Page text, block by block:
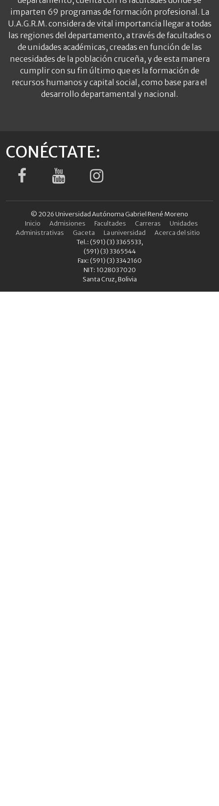
imparten 69 programas de formación profesional. La
U.A.G.R.M. considera de vital importancia llegar a todas
las regiones del departamento, a través de facultades o
de unidades académicas, creadas en función de las
necesidades de la población cruceña, y de esta manera
cumplir con su fin último que es la formación de
recursos humanos y capital social, como base para el
desarrollo departamental y nacional.
CONÉCTATE:
© 2026 Universidad Autónoma Gabriel René Moreno
Inicio
Admisiones Facultades Carreras
Unidades
Administrativas
Gaceta La universidad
Acerca del sitio
Tel.: (591) (3) 3365533,
(591) (3) 3365544
Fax: (591) (3) 3342160
NIT: 1028037020
Santa Cruz, Bolivia